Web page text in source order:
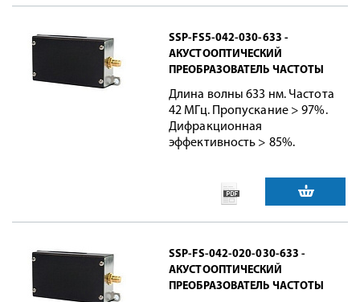
SSP-FS5-042-030-633 -
АКУСТООПТИЧЕСКИЙ
ПРЕОБРАЗОВАТЕЛЬ ЧАСТОТЫ
Длина волны 633 нм. Частота
42 МГц. Пропускание > 97%.
Дифракционная
эффективность > 85%.
SSP-FS-042-020-030-633 -
АКУСТООПТИЧЕСКИЙ
ПРЕОБРАЗОВАТЕЛЬ ЧАСТОТЫ